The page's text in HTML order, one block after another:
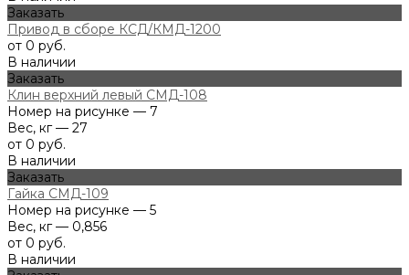
Заказать
Привод в сборе КСД/КМД-1200
от 0 руб.
В наличии
Заказать
Клин верхний левый СМД-108
Номер на рисунке — 7
Вес, кг — 27
от 0 руб.
В наличии
Заказать
Гайка СМД-109
Номер на рисунке — 5
Вес, кг — 0,856
от 0 руб.
В наличии